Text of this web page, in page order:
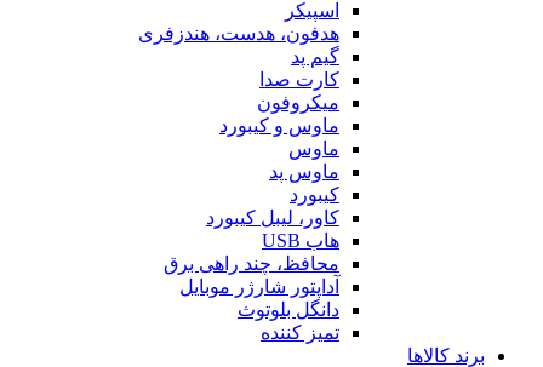
اسپیکر
هدفون، هدست، هندزفری
گیم پد
کارت صدا
میکروفون
ماوس و کیبورد
ماوس
ماوس پد
کیبورد
کاور، لیبل کیبورد
هاب USB
محافظ، چند راهی برق
آداپتور شارژر موبایل
دانگل بلوتوث
تمیز کننده
برند کالاها